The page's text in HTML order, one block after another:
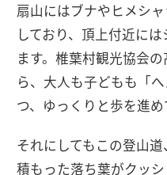
扇山にはブナやヒメシ
しており、頂上付近に
ます。椎葉村観光協会
ら、大人も子どもも「
つ、ゆっくりと歩を進め
それにしてもこの登山道
積もった落ち葉がクッ